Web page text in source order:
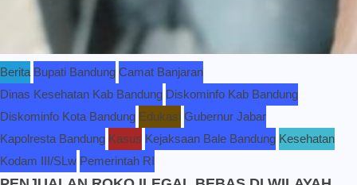
Berita Bupati Bandung Camat Banjaran
Dinas Kesehatan Kab Bandung Diskominfo Kab Bandung
Diskominfo Kota Bandung Edukasi Gubernur Jabar
Kapolresta Bandung Kasus Kejaksaan Bale Bandung Kesehatan
Kodam III/SLw Pemerintah RI